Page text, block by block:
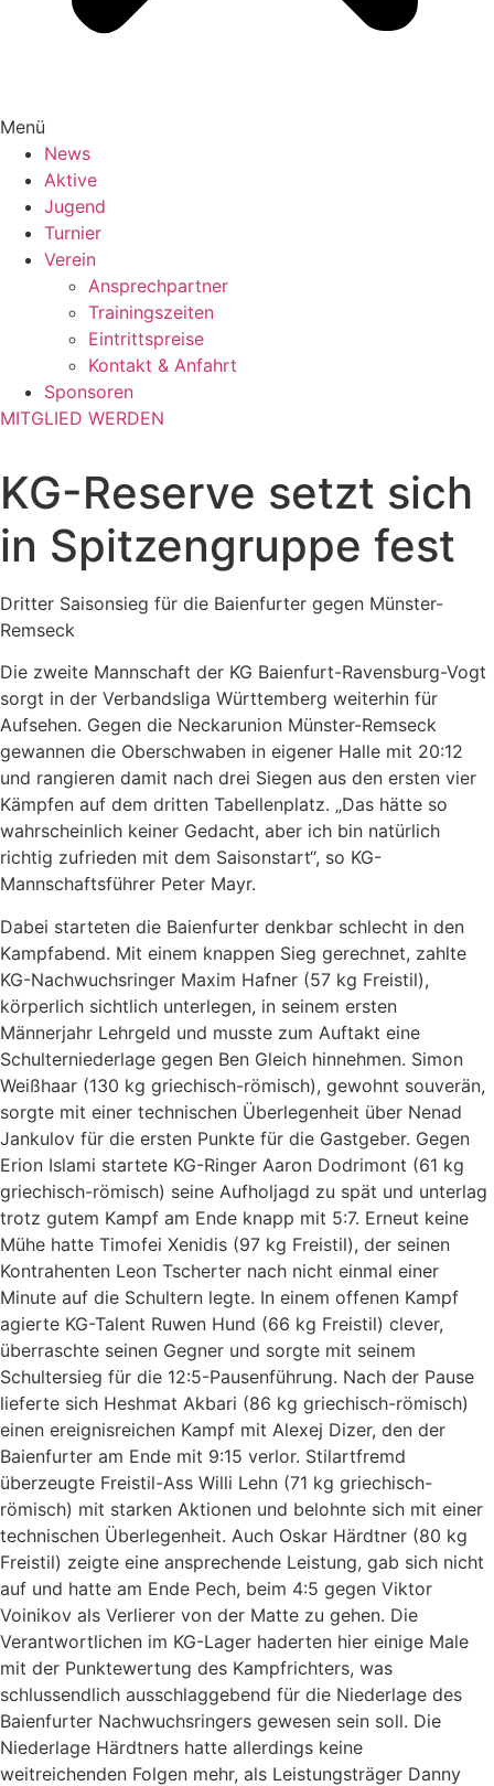
Menü
News
Aktive
Jugend
Turnier
Verein
Ansprechpartner
Trainingszeiten
Eintrittspreise
Kontakt & Anfahrt
Sponsoren
MITGLIED WERDEN
KG-Reserve setzt sich
in Spitzengruppe fest
Dritter Saisonsieg für die Baienfurter gegen Münster-
Remseck
Die zweite Mannschaft der KG Baienfurt-Ravensburg-Vogt
sorgt in der Verbandsliga Württemberg weiterhin für
Aufsehen. Gegen die Neckarunion Münster-Remseck
gewannen die Oberschwaben in eigener Halle mit 20:12
und rangieren damit nach drei Siegen aus den ersten vier
Kämpfen auf dem dritten Tabellenplatz. „Das hätte so
wahrscheinlich keiner Gedacht, aber ich bin natürlich
richtig zufrieden mit dem Saisonstart“, so KG-
Mannschaftsführer Peter Mayr.
Dabei starteten die Baienfurter denkbar schlecht in den
Kampfabend. Mit einem knappen Sieg gerechnet, zahlte
KG-Nachwuchsringer Maxim Hafner (57 kg Freistil),
körperlich sichtlich unterlegen, in seinem ersten
Männerjahr Lehrgeld und musste zum Auftakt eine
Schulterniederlage gegen Ben Gleich hinnehmen. Simon
Weißhaar (130 kg griechisch-römisch), gewohnt souverän,
sorgte mit einer technischen Überlegenheit über Nenad
Jankulov für die ersten Punkte für die Gastgeber. Gegen
Erion Islami startete KG-Ringer Aaron Dodrimont (61 kg
griechisch-römisch) seine Aufholjagd zu spät und unterlag
trotz gutem Kampf am Ende knapp mit 5:7. Erneut keine
Mühe hatte Timofei Xenidis (97 kg Freistil), der seinen
Kontrahenten Leon Tscherter nach nicht einmal einer
Minute auf die Schultern legte. In einem offenen Kampf
agierte KG-Talent Ruwen Hund (66 kg Freistil) clever,
überraschte seinen Gegner und sorgte mit seinem
Schultersieg für die 12:5-Pausenführung. Nach der Pause
lieferte sich Heshmat Akbari (86 kg griechisch-römisch)
einen ereignisreichen Kampf mit Alexej Dizer, den der
Baienfurter am Ende mit 9:15 verlor. Stilartfremd
überzeugte Freistil-Ass Willi Lehn (71 kg griechisch-
römisch) mit starken Aktionen und belohnte sich mit einer
technischen Überlegenheit. Auch Oskar Härdtner (80 kg
Freistil) zeigte eine ansprechende Leistung, gab sich nicht
auf und hatte am Ende Pech, beim 4:5 gegen Viktor
Voinikov als Verlierer von der Matte zu gehen. Die
Verantwortlichen im KG-Lager haderten hier einige Male
mit der Punktewertung des Kampfrichters, was
schlussendlich ausschlaggebend für die Niederlage des
Baienfurter Nachwuchsringers gewesen sein soll. Die
Niederlage Härdtners hatte allerdings keine
weitreichenden Folgen mehr, als Leistungsträger Danny